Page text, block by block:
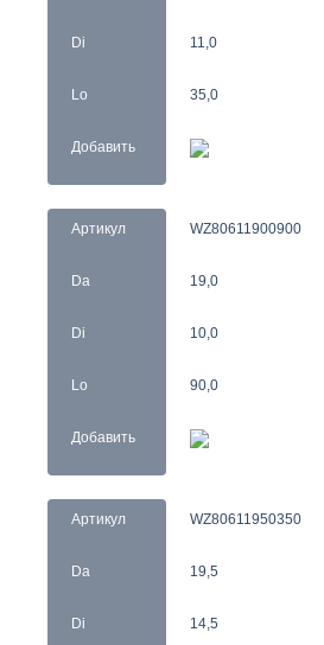
Di
Lo
Добавить
11,0
35,0
Артикул
Da
Di
Lo
Добавить
WZ80611900900
19,0
10,0
90,0
Артикул
Da
Di
WZ80611950350
19,5
14,5